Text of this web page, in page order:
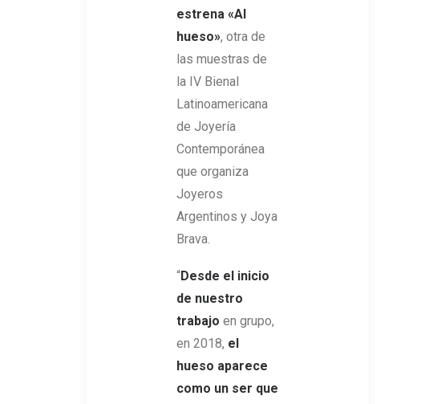
estrena «Al
hueso», otra de
las muestras de
la IV Bienal
Latinoamericana
de Joyería
Contemporánea
que organiza
Joyeros
Argentinos y Joya
Brava.
“Desde el inicio
de nuestro
trabajo en grupo,
en 2018, el
hueso aparece
como un ser que